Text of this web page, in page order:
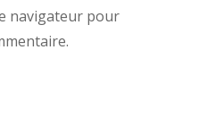
navigateur pour